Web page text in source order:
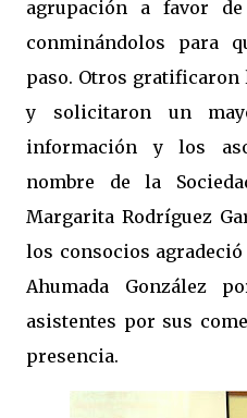
agrupación a favor
conminándolos para
paso. Otros gratificaron
y solicitaron un
información y los
nombre de la
Margarita Rodríguez
los consocios
Ahumada González
asistentes por sus
presencia.